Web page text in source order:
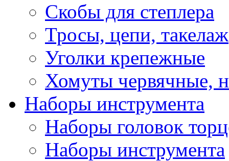
Скобы для степлера
Тросы, цепи, такелаж
Уголки крепежные
Хомуты червячные,
Наборы инструмента
Наборы головок
Наборы инструмента